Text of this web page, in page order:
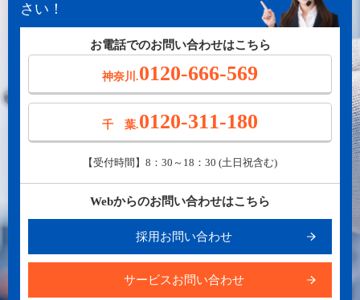
さい！
お電話でのお問い合わせはこちら
神奈川.0120-666-569
千 葉.0120-311-180
【受付時間】8：30～18：30 (土日祝含む)
Webからのお問い合わせはこちら
採用お問い合わせ
サービスお問い合わせ